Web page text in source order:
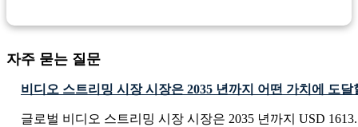
자주 묻는 질문
비디오 스트리밍 시장 시장은 2035 년까지 어떤 가치에 도
글로벌 비디오 스트리밍 시장 시장은 2035 년까지 USD